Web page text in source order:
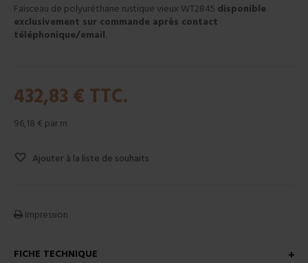
Faisceau de polyuréthane rustique vieux WT2845 disponible
exclusivement sur commande après contact
téléphonique/email.
432,83 € TTC.
96,18 € par m
Ajouter à la liste de souhaits
Impression
FICHE TECHNIQUE